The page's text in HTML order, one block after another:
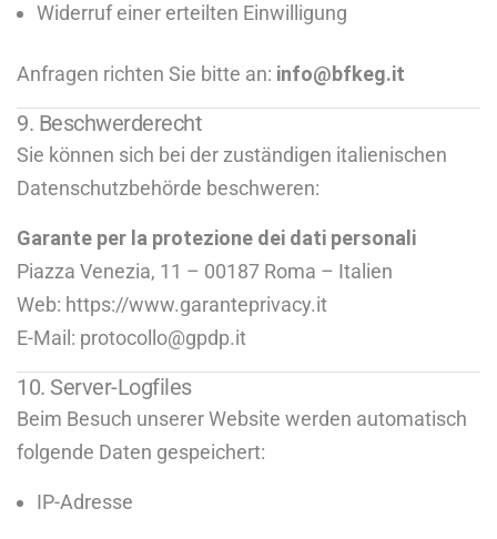
Widerruf einer erteilten Einwilligung
Anfragen richten Sie bitte an: info@bfkeg.it
9. Beschwerderecht
Sie können sich bei der zuständigen italienischen
Datenschutzbehörde beschweren:
Garante per la protezione dei dati personali
Piazza Venezia, 11 – 00187 Roma – Italien
Web: https://www.garanteprivacy.it
E-Mail: protocollo@gpdp.it
10. Server-Logfiles
Beim Besuch unserer Website werden automatisch
folgende Daten gespeichert:
IP-Adresse